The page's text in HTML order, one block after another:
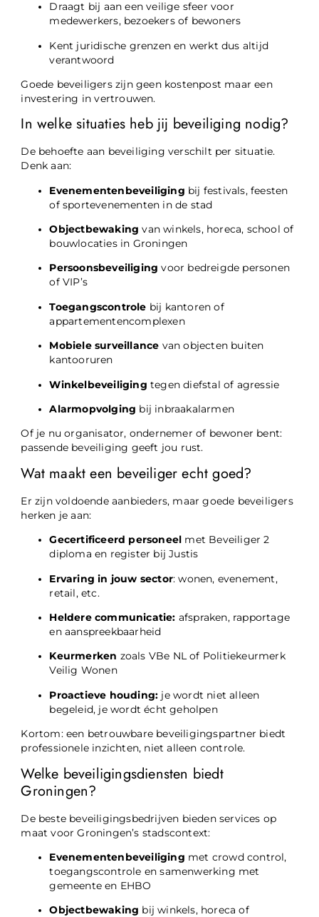
Draagt bij aan een veilige sfeer voor
medewerkers, bezoekers of bewoners
Kent juridische grenzen en werkt dus altijd
verantwoord
Goede beveiligers zijn geen kostenpost maar een
investering in vertrouwen.
In welke situaties heb jij beveiliging nodig?
De behoefte aan beveiliging verschilt per situatie.
Denk aan:
Evenementenbeveiliging bij festivals, feesten
of sportevenementen in de stad
Objectbewaking van winkels, horeca, school of
bouwlocaties in Groningen
Persoonsbeveiliging voor bedreigde personen
of VIP’s
Toegangscontrole bij kantoren of
appartementencomplexen
Mobiele surveillance van objecten buiten
kantooruren
Winkelbeveiliging tegen diefstal of agressie
Alarmopvolging bij inbraakalarmen
Of je nu organisator, ondernemer of bewoner bent:
passende beveiliging geeft jou rust.
Wat maakt een beveiliger echt goed?
Er zijn voldoende aanbieders, maar goede beveiligers
herken je aan:
Gecertificeerd personeel met Beveiliger 2
diploma en register bij Justis
Ervaring in jouw sector: wonen, evenement,
retail, etc.
Heldere communicatie: afspraken, rapportage
en aanspreekbaarheid
Keurmerken zoals VBe NL of Politiekeurmerk
Veilig Wonen
Proactieve houding: je wordt niet alleen
begeleid, je wordt écht geholpen
Kortom: een betrouwbare beveiligingspartner biedt
professionele inzichten, niet alleen controle.
Welke beveiligingsdiensten biedt
Groningen?
De beste beveiligingsbedrijven bieden services op
maat voor Groningen’s stadscontext:
Evenementenbeveiliging met crowd control,
toegangscontrole en samenwerking met
gemeente en EHBO
Objectbewaking bij winkels, horeca of